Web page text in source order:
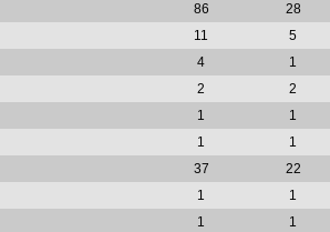
86
28
11
5
4
1
2
2
1
1
1
1
37
22
1
1
1
1